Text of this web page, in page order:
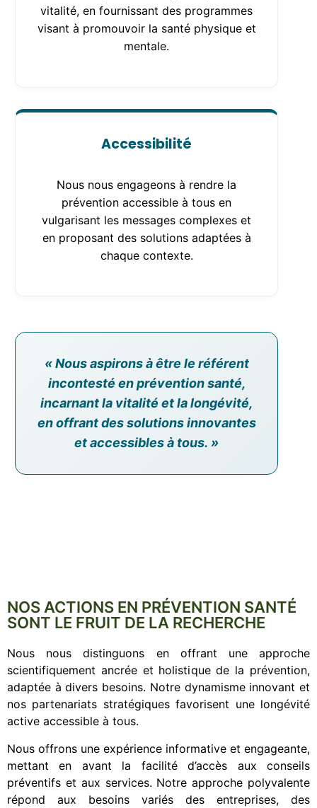
vitalité, en fournissant des programmes
visant à promouvoir la santé physique et
mentale.
Accessibilité
Nous nous engageons à rendre la
prévention accessible à tous en
vulgarisant les messages complexes et
en proposant des solutions adaptées à
chaque contexte.
« Nous aspirons à être le référent
incontesté en prévention santé,
incarnant la vitalité et la longévité,
en offrant des solutions innovantes
et accessibles à tous. »
NOS ACTIONS EN PRÉVENTION SANTÉ
SONT LE FRUIT DE LA RECHERCHE
Nous nous distinguons en offrant une approche
scientifiquement ancrée et holistique de la prévention,
adaptée à divers besoins. Notre dynamisme innovant et
nos partenariats stratégiques favorisent une longévité
active accessible à tous.
Nous offrons une expérience informative et engageante,
mettant en avant la facilité d’accès aux conseils
préventifs et aux services. Notre approche polyvalente
répond aux besoins variés des entreprises, des